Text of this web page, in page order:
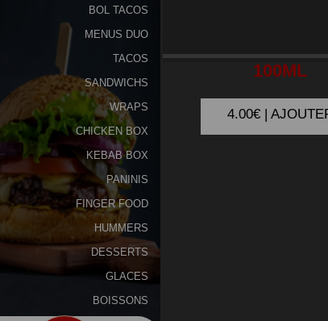
De
Fidélité
Vos
Avis
Zones
de
Livraison
BOL TACOS
MENUS DUO
TACOS
SANDWICHS
WRAPS
CHICKEN BOX
KEBAB BOX
PANINIS
FINGER FOOD
HUMMERS
DESSERTS
GLACES
BOISSONS
HÄAGEN-
100ML
4.00€ |